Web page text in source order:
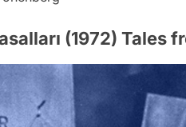
(1972) Tales